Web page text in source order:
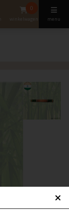
0
winkelwagen menu